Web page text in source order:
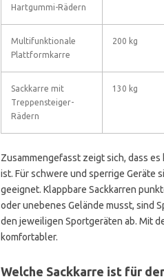
Hartgummi-Rädern
Multifunktionale
Plattformkarre
200 kg
Sackkarre mit
Treppensteiger-
Rädern
130 kg
Zusammengefasst zeigt sich, dass
ist. Für schwere und sperrige Geräte
geeignet. Klappbare Sackkarren
oder unebenes Gelände musst, sind
den jeweiligen Sportgeräten ab. Mit
komfortabler.
Welche Sackkarre ist für